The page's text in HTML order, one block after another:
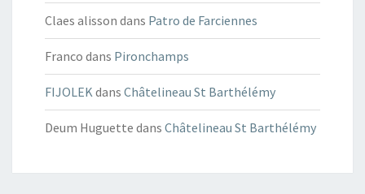
Claes alisson dans Patro de Farciennes
Franco dans Pironchamps
FIJOLEKdans Châtelineau St Barthélémy
Deum Huguette dans Châtelineau St Barthélémy